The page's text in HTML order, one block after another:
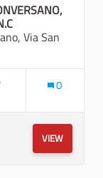
Via San
0
VIEW